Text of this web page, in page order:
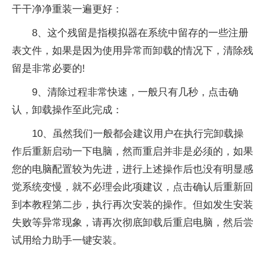
干干净净重装一遍更好：
8、这个残留是指模拟器在系统中留存的一些注册
表文件，如果是因为使用异常而卸载的情况下，清除残
留是非常必要的!
9、清除过程非常快速，一般只有几秒，点击确
认，卸载操作至此完成：
10、虽然我们一般都会建议用户在执行完卸载操
作后重新启动一下电脑，然而重启并非是必须的，如果
您的电脑配置较为先进，进行上述操作后也没有明显感
觉系统变慢，就不必理会此项建议，点击确认后重新回
到本教程第二步，执行再次安装的操作。但如发生安装
失败等异常现象，请再次彻底卸载后重启电脑，然后尝
试用给力助手一键安装。